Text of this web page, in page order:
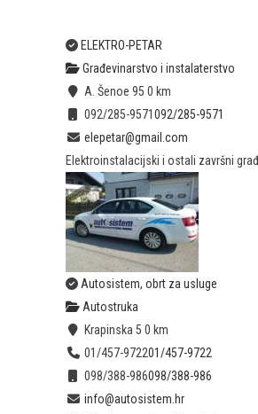
ELEKTRO-PETAR
Građevinarstvo i instalaterstvo
A. Šenoe 95 0 km
092/285-9571092/285-9571
elepetar@gmail.com
Elektroinstalacijski i ostali završni
Autosistem, obrt za usluge
Autostruka
Krapinska 5 0 km
01/457-972201/457-9722
098/388-986098/388-986
info@autosistem.hr